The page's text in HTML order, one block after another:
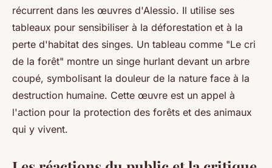
récurrent dans les œuvres d'Alessio. Il utilise ses
tableaux pour sensibiliser à la déforestation et à la
perte d'habitat des singes. Un tableau comme "Le cri
de la forêt" montre un singe hurlant devant un arbre
coupé, symbolisant la douleur de la nature face à la
destruction humaine. Cette œuvre est un appel à
l'action pour la protection des forêts et des animaux
qui y vivent.